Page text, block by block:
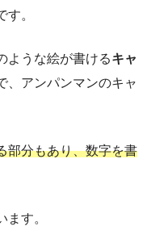
す。
ような絵が書けるキャ
、アンパンマンのキャ
部分もあり、数字を書
す。